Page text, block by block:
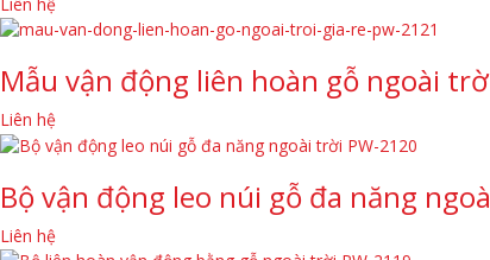
Mẫu vận động liên hoàn gỗ ngoài
Liên hệ
Bộ vận động leo núi gỗ đa năng
Liên hệ